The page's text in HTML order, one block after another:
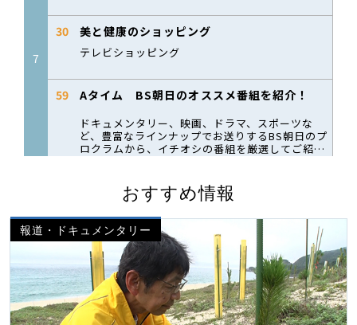
おすすめ情報
報道・ドキュメンタリー